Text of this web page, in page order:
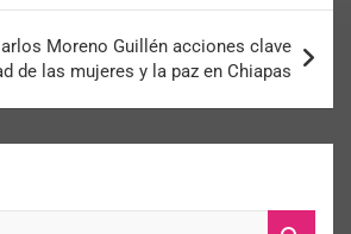
Moreno Guillén acciones clave
de las mujeres y la paz en Chiapas